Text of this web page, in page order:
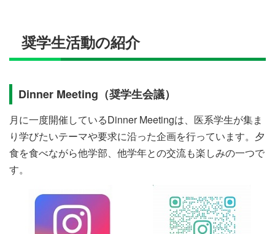
奨学生活動の紹介
Dinner Meeting（奨学生会議）
月に一度開催しているDinner Meetingは、医系学生が集ま
り学びたいテーマや要求に沿った企画を行っています。夕
食を食べながら他学部、他学年との交流も楽しみの一つで
す。